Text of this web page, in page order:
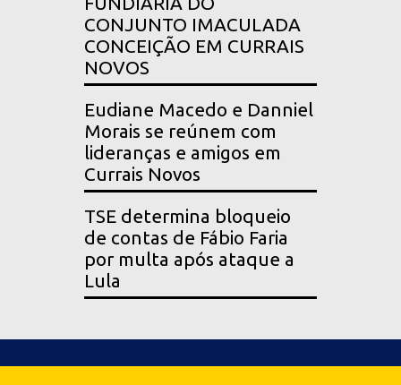
CONJUNTO IMACULADA
CONCEIÇÃO EM CURRAIS
NOVOS
Eudiane Macedo e Danniel
Morais se reúnem com
lideranças e amigos em
Currais Novos
TSE determina bloqueio
de contas de Fábio Faria
por multa após ataque a
Lula